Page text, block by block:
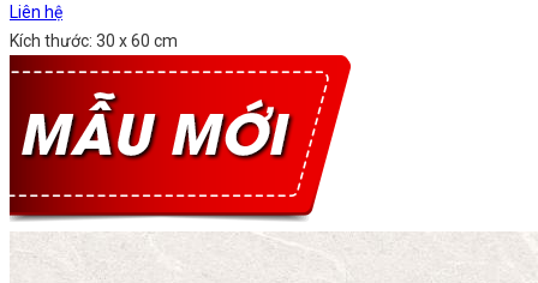
Liên hệ
Kích thước: 30 x 60 cm